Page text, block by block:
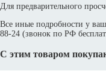
Для предварительного
Все иные подробности у
88-24 (звонок по РФ
С этим товаром